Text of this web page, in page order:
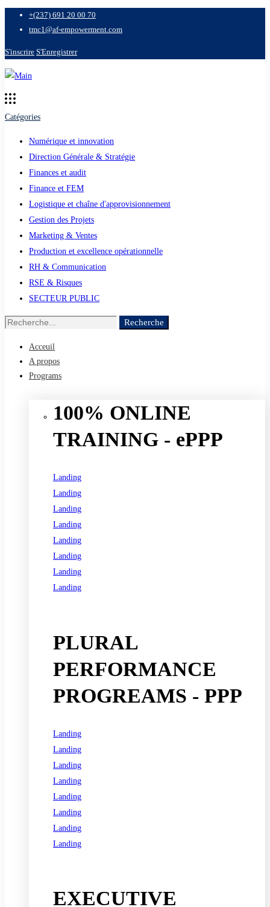
+(237) 691 20 00 70
tmc1@af-empowerment.com
S'inscrire S'Enregistrer
Catégories
Numérique et innovation
Direction Générale & Stratégie
Finances et audit
Finance et FEM
Logistique et chaîne d'approvisionnement
Gestion des Projets
Marketing & Ventes
Production et excellence opérationnelle
RH & Communication
RSE & Risques
SECTEUR PUBLIC
Recherche
Recherche
Acceuil
A propos
Programs
100% ONLINE
TRAINING - ePPP
Landing
Landing
Landing
Landing
Landing
Landing
Landing
Landing
PLURAL
PERFORMANCE
PROGREAMS - PPP
Landing
Landing
Landing
Landing
Landing
Landing
Landing
Landing
EXECUTIVE